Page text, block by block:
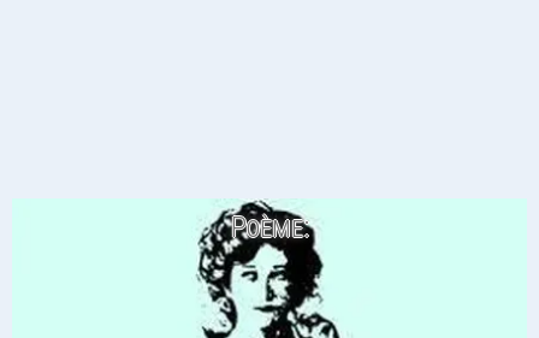
Poème: